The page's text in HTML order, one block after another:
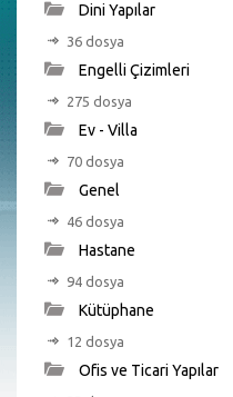
Dini Yapılar
36 dosya
Engelli Çizimleri
275 dosya
Ev - Villa
70 dosya
Genel
46 dosya
Hastane
94 dosya
Kütüphane
12 dosya
Ofis ve Ticari Yapılar